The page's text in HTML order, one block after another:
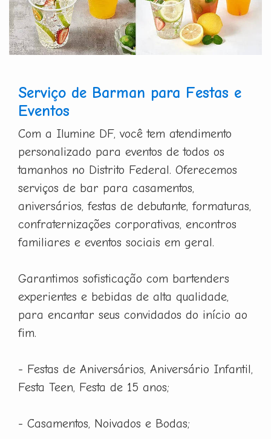
Serviço de Barman para Festas e
Eventos
Com a Ilumine DF, você tem atendimento
personalizado para eventos de todos os
tamanhos no Distrito Federal. Oferecemos
serviços de bar para casamentos,
aniversários, festas de debutante, formaturas,
confraternizações corporativas, encontros
familiares e eventos sociais em geral.
Garantimos sofisticação com bartenders
experientes e bebidas de alta qualidade,
para encantar seus convidados do início ao
fim.
- Festas de Aniversários, Aniversário Infantil,
Festa Teen, Festa de 15 anos;
- Casamentos, Noivados e Bodas;